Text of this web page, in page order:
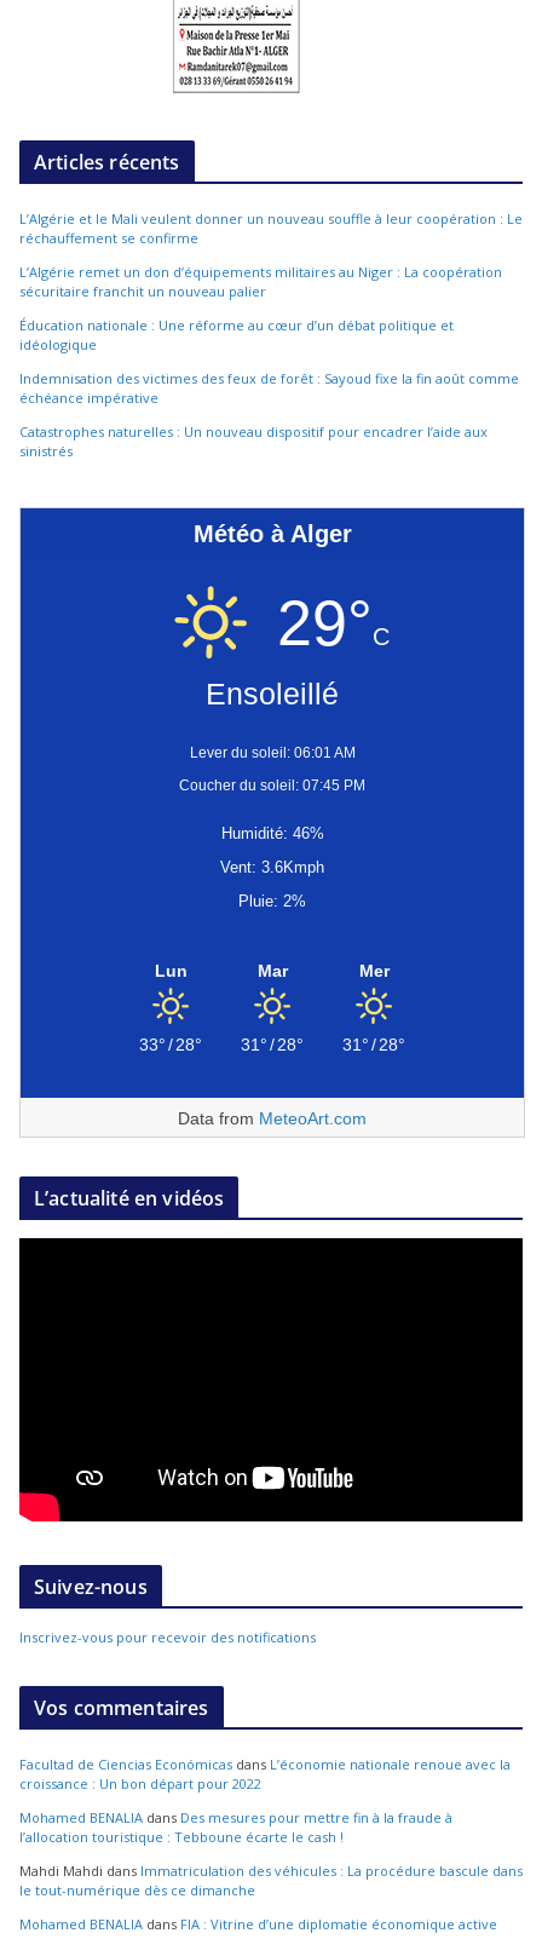
Articles récents
L’Algérie et le Mali veulent donner un nouveau souffle à leur coopération : Le
réchauffement se confirme
L’Algérie remet un don d’équipements militaires au Niger : La coopération
sécuritaire franchit un nouveau palier
Éducation nationale : Une réforme au cœur d’un débat politique et
idéologique
Indemnisation des victimes des feux de forêt : Sayoud fixe la fin août comme
échéance impérative
Catastrophes naturelles : Un nouveau dispositif pour encadrer l’aide aux
sinistrés
Météo à Alger
29°C
Ensoleillé
Lever du soleil: 06:01 AM
Coucher du soleil: 07:45 PM
Humidité: 46%
Vent: 3.6Kmph
Pluie: 2%
Lun
33°/28°
Mar
31°/28°
Mer
31°/28°
Data from MeteoArt.com
L’actualité en vidéos
Suivez-nous
Inscrivez-vous pour recevoir des notifications
Vos commentaires
Facultad de Ciencias Económicas dans L’économie nationale renoue avec la
croissance : Un bon départ pour 2022
Mohamed BENALIA dans Des mesures pour mettre fin à la fraude à
l’allocation touristique : Tebboune écarte le cash !
Mahdi Mahdi dans Immatriculation des véhicules : La procédure bascule dans
le tout-numérique dès ce dimanche
Mohamed BENALIA dans FIA : Vitrine d’une diplomatie économique active